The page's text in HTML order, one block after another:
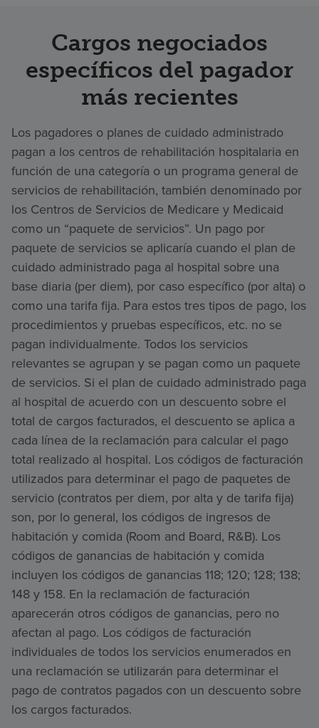
Cargos negociados
específicos del pagador
más recientes
Los pagadores o planes de cuidado administrado
pagan a los centros de rehabilitación hospitalaria en
función de una categoría o un programa general de
servicios de rehabilitación, también denominado por
los Centros de Servicios de Medicare y Medicaid
como un “paquete de servicios”. Un pago por
paquete de servicios se aplicaría cuando el plan de
cuidado administrado paga al hospital sobre una
base diaria (per diem), por caso específico (por alta) o
como una tarifa fija. Para estos tres tipos de pago, los
procedimientos y pruebas específicos, etc. no se
pagan individualmente. Todos los servicios
relevantes se agrupan y se pagan como un paquete
de servicios. Si el plan de cuidado administrado paga
al hospital de acuerdo con un descuento sobre el
total de cargos facturados, el descuento se aplica a
cada línea de la reclamación para calcular el pago
total realizado al hospital. Los códigos de facturación
utilizados para determinar el pago de paquetes de
servicio (contratos per diem, por alta y de tarifa fija)
son, por lo general, los códigos de ingresos de
habitación y comida (Room and Board, R&B). Los
códigos de ganancias de habitación y comida
incluyen los códigos de ganancias 118; 120; 128; 138;
148 y 158. En la reclamación de facturación
aparecerán otros códigos de ganancias, pero no
afectan al pago. Los códigos de facturación
individuales de todos los servicios enumerados en
una reclamación se utilizarán para determinar el
pago de contratos pagados con un descuento sobre
los cargos facturados.